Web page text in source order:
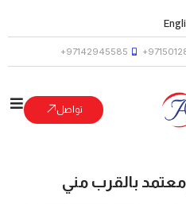
97142945585+
تواصل
بالقرب مني